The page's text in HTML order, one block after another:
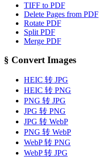
TIFF to PDF
Delete Pages from PDF
Rotate PDF
Split PDF
Merge PDF
§ Convert Images
HEIC 转 JPG
HEIC 转 PNG
PNG 转 JPG
JPG 转 PNG
JPG 转 WebP
PNG 转 WebP
WebP 转 PNG
WebP 转 JPG